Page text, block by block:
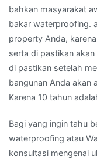
bahkan masyarakat
bakar waterproofing.
property Anda,
serta di pastikan
di pastikan setelah
bangunan Anda akan
Karena 10 tahun
Bagi yang ingin tahu
waterproofing atau
konsultasi mengenai